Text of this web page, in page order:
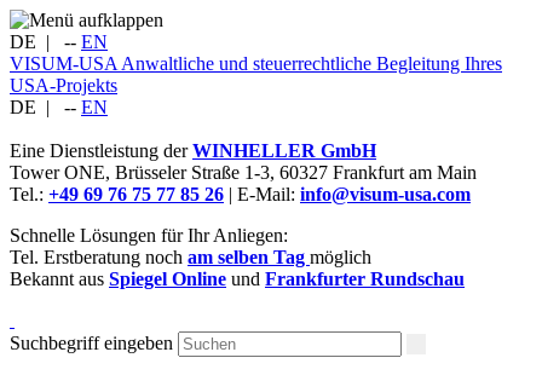
DE | -- EN
VISUM-USA Anwaltliche und steuerrechtliche Begleitung Ihres
USA-Projekts
DE | -- EN
Eine Dienstleistung derWINHELLER GmbH
Tower ONE, Brüsseler Straße 1-3, 60327 Frankfurt am Main
Tel.: +49 69 76 75 77 85 26 | E-Mail: info@visum-usa.com
Schnelle Lösungen für Ihr Anliegen:
Tel. Erstberatung noch am selben Tag möglich
Bekannt aus Spiegel Online und Frankfurter Rundschau
Suchbegriff eingeben